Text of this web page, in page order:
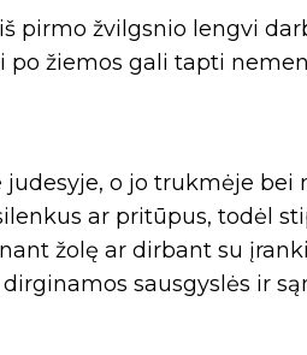
pirmo žvilgsnio lengvi
po žiemos gali tapti
o jo trukmėje
ar pritūpus, todėl
žolę ar dirbant su
sausgyslės ir